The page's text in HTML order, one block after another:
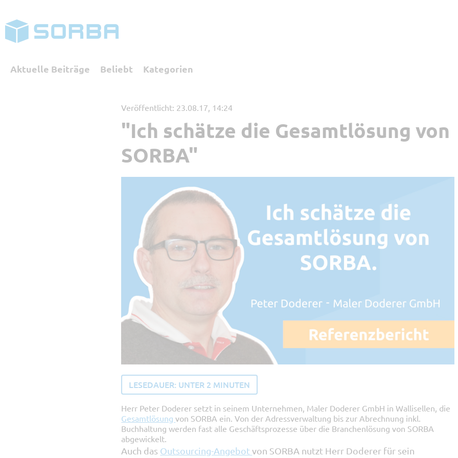
Aktuelle Beiträge Beliebt Kategorien
Buchhaltung und Recht
Veröffentlicht: 23.08.17, 14:24
"Ich schätze die Gesamtlösung von
SORBA"
LESEDAUER: UNTER 2 MINUTEN
Herr Peter Doderer setzt in seinem Unternehmen, Maler Doderer GmbH in Wallisellen, die
Gesamtlösungvon SORBA ein. Von der Adressverwaltung bis zur Abrechnung inkl.
Buchhaltung werden fast alle Geschäftsprozesse über die Branchenlösung von SORBA
abgewickelt.
Auch das Outsourcing-Angebotvon SORBA nutzt Herr Doderer für sein